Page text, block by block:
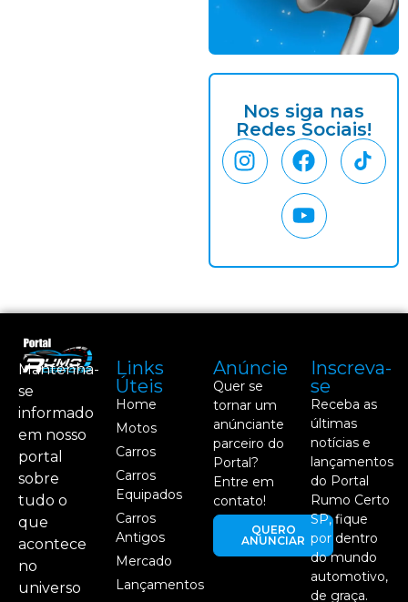
Nos siga nas
Redes Sociais!
Mantenha-
se
informado
em nosso
portal
sobre
tudo o
que
acontece
no
universo
Links
Úteis
Home
Motos
Carros
Carros
Equipados
Carros
Antigos
Mercado
Lançamentos
Anúncie
Quer se
tornar um
anúnciante
parceiro do
Portal?
Entre em
contato!
QUERO
ANUNCIAR
Inscreva-
se
Receba as
últimas
notícias e
lançamentos
do Portal
Rumo Certo
SP, fique
por dentro
do mundo
automotivo,
de graça.